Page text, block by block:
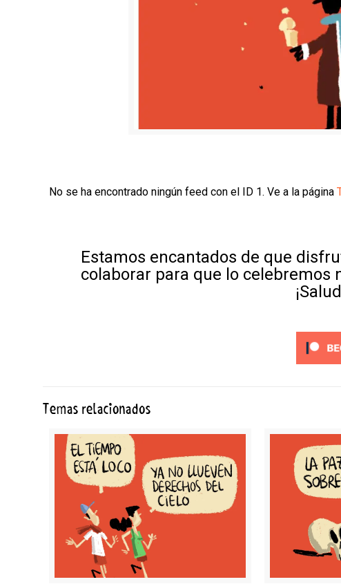
No se ha encontrado ningún feed con el ID 1. Ve a la página
Estamos encantados de que
colaborar para que lo celebremos
Temas relacionados